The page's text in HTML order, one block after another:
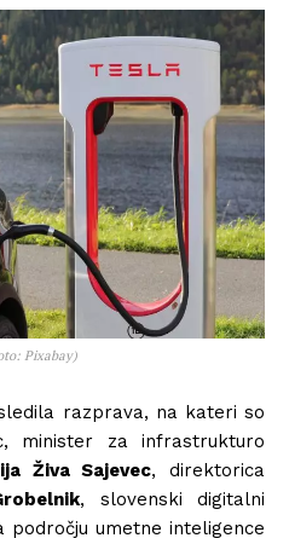
Pixabay)
razprava, na kateri so
minister za infrastrukturo
Živa Sajevec, direktorica
, slovenski digitalni
umetne inteligence